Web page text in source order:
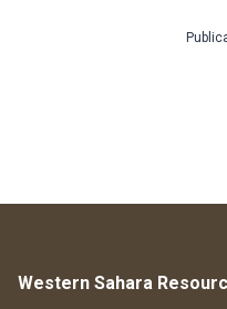
Western Sahara